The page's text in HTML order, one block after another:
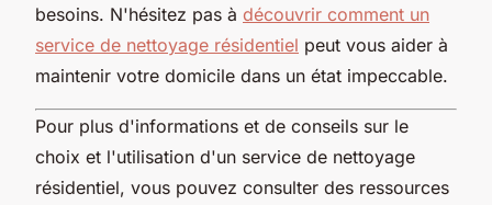
besoins. N'hésitez pas à découvrir comment un
service de nettoyage résidentiel peut vous aider à
maintenir votre domicile dans un état impeccable.
Pour plus d'informations et de conseils sur le
choix et l'utilisation d'un service de nettoyage
résidentiel, vous pouvez consulter des ressources